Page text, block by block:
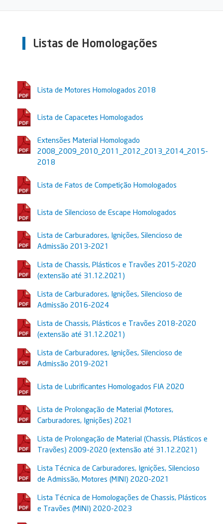
Listas de Homologações
Lista de Motores Homologados 2018
Lista de Capacetes Homologados
Extensões Material Homologado
2008_2009_2010_2011_2012_2013_2014_2015-
2018
Lista de Fatos de Competição Homologados
Lista de Silencioso de Escape Homologados
Lista de Carburadores, Ignições, Silencioso de
Admissão 2013-2021
Lista de Chassis, Plásticos e Travões 2015-2020
(extensão até 31.12.2021)
Lista de Carburadores, Ignições, Silencioso de
Admissão 2016-2024
Lista de Chassis, Plásticos e Travões 2018-2020
(extensão até 31.12.2021)
Lista de Carburadores, Ignições, Silencioso de
Admissão 2019-2021
Lista de Lubrificantes Homologados FIA 2020
Lista de Prolongação de Material (Motores,
Carburadores, Ignições) 2021
Lista de Prolongação de Material (Chassis, Plásticos e
Travões) 2009-2020 (extensão até 31.12.2021)
Lista Técnica de Carburadores, Ignições, Silencioso
de Admissão, Motores (MINI) 2020-2021
Lista Técnica de Homologações de Chassis, Plásticos
e Travões (MINI) 2020-2023